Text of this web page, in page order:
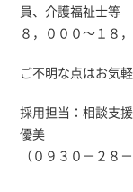
員、介護福祉士等
８，０００～１８
ご不明な点はお気
採用担当：相談支
優美
（０９３０－２８